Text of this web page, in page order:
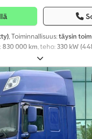
, Toiminnallisuus:täysin
830 000 km, teho: 330 kW
, polttoainetyyppi:
4x2, polttoaine:
, jousitus:teräs-ilma,
alhainen
navigointijärjestelmä,
spoileri, tasauspyörästön